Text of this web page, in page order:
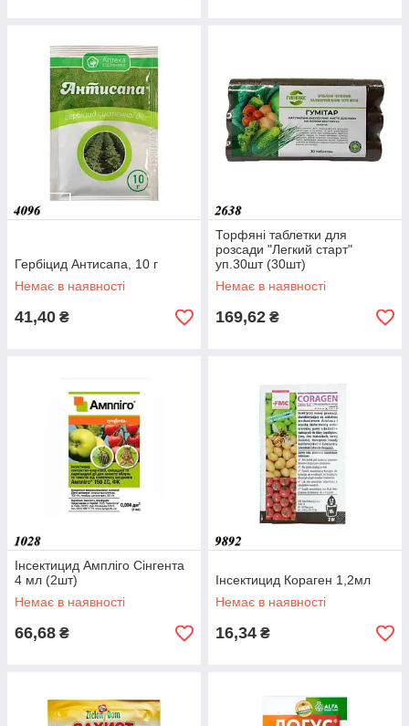
Гербіцид Антисапа, 10 г
Немає в наявності
41,40 ₴
Торфяні таблетки для
розсади "Легкий старт"
уп.30шт (30шт)
Немає в наявності
169,62 ₴
Інсектицид Ампліго Сінгента
4 мл (2шт)
Немає в наявності
66,68 ₴
Інсектицид Кораген 1,2мл
Немає в наявності
16,34 ₴